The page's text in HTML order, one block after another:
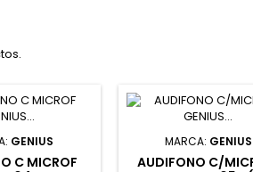
GENIUS
C MICROF
MARCA: GENIUS
AUDIFONO C/